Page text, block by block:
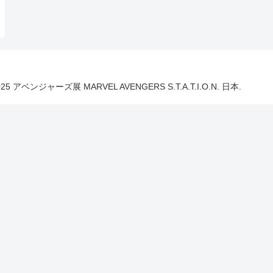
アベンジャーズ展 MARVEL AVENGERS S.T.A.T.I.O.N. 日本.